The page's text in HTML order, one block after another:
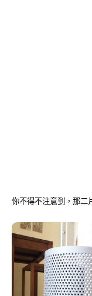
你不得不注意到，那二